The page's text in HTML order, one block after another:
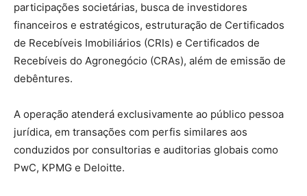
participações societárias, busca de investidores
financeiros e estratégicos, estruturação de Certificados
de Recebíveis Imobiliários (CRIs) e Certificados de
Recebíveis do Agronegócio (CRAs), além de emissão de
debêntures.
A operação atenderá exclusivamente ao público pessoa
jurídica, em transações com perfis similares aos
conduzidos por consultorias e auditorias globais como
PwC, KPMG e Deloitte.